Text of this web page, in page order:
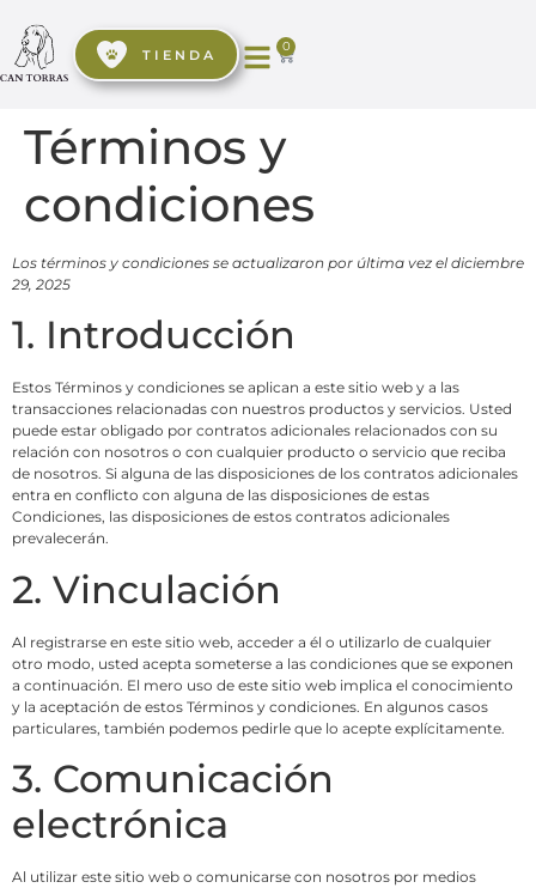
0
TIENDA
Términos y
condiciones
Los términos y condiciones se actualizaron por última vez el diciembre
29, 2025
1. Introducción
Estos Términos y condiciones se aplican a este sitio web y a las
transacciones relacionadas con nuestros productos y servicios. Usted
puede estar obligado por contratos adicionales relacionados con su
relación con nosotros o con cualquier producto o servicio que reciba
de nosotros. Si alguna de las disposiciones de los contratos adicionales
entra en conflicto con alguna de las disposiciones de estas
Condiciones, las disposiciones de estos contratos adicionales
prevalecerán.
2. Vinculación
Al registrarse en este sitio web, acceder a él o utilizarlo de cualquier
otro modo, usted acepta someterse a las condiciones que se exponen
a continuación. El mero uso de este sitio web implica el conocimiento
y la aceptación de estos Términos y condiciones. En algunos casos
particulares, también podemos pedirle que lo acepte explícitamente.
3. Comunicación
electrónica
Al utilizar este sitio web o comunicarse con nosotros por medios